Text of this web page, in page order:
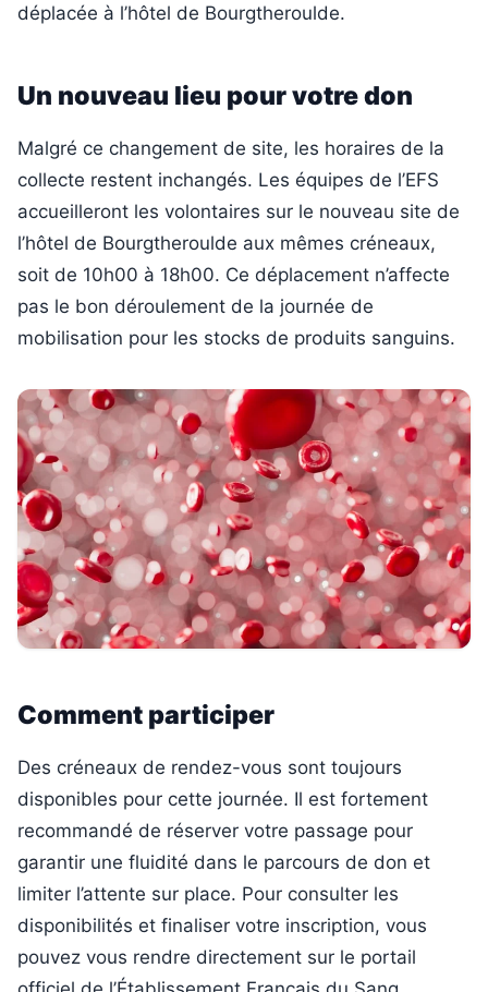
déplacée à l’hôtel de Bourgtheroulde.
Un nouveau lieu pour votre don
Malgré ce changement de site, les horaires de la
collecte restent inchangés. Les équipes de l’EFS
accueilleront les volontaires sur le nouveau site de
l’hôtel de Bourgtheroulde aux mêmes créneaux,
soit de 10h00 à 18h00. Ce déplacement n’affecte
pas le bon déroulement de la journée de
mobilisation pour les stocks de produits sanguins.
Comment participer
Des créneaux de rendez-vous sont toujours
disponibles pour cette journée. Il est fortement
recommandé de réserver votre passage pour
garantir une fluidité dans le parcours de don et
limiter l’attente sur place. Pour consulter les
disponibilités et finaliser votre inscription, vous
pouvez vous rendre directement sur le portail